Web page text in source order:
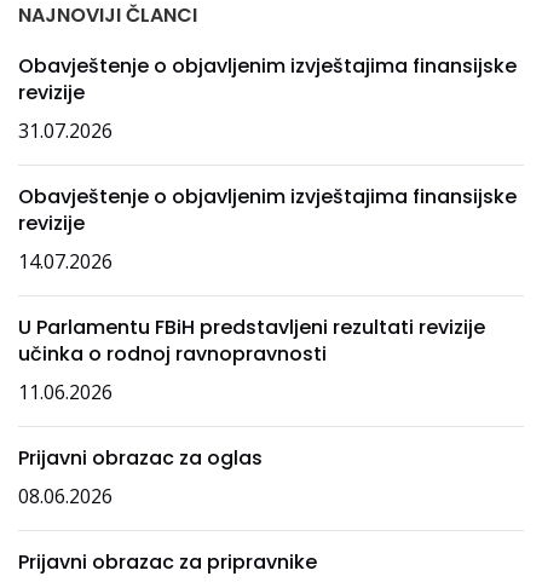
NAJNOVIJI ČLANCI
Obavještenje o objavljenim izvještajima finansijske
revizije
31.07.2026
Obavještenje o objavljenim izvještajima finansijske
revizije
14.07.2026
U Parlamentu FBiH predstavljeni rezultati revizije
učinka o rodnoj ravnopravnosti
11.06.2026
Prijavni obrazac za oglas
08.06.2026
Prijavni obrazac za pripravnike